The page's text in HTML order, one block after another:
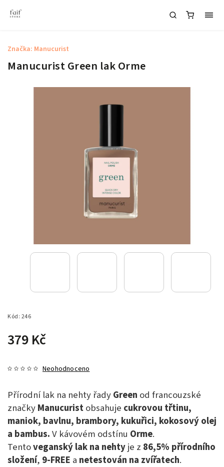
Manucurist Green lak Orme
Kód: 246
379 Kč
Neohodnoceno
Přírodní lak na nehty řadyGreen od francouzské
značkyManucuristobsahuje cukrovou třtinu,
maniok, bavlnu, brambory, kukuřici, kokosový olej
a bambus.V kávovém odstínu Orme.
Tentoveganský lak na nehtyje z 86,5% přírodního
složení, 9-FREE a netestován na zvířatech.
Značka: Manucurist